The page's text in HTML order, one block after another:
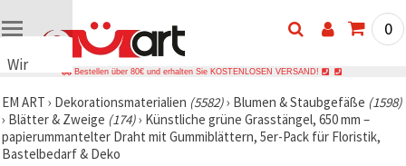
Wir
Cookies
🍪 Wir
verwenden
Cookies
0
Bestellen über 80€ und erhalten Sie KOSTENLOSEN VERSAND!
EM ART › Dekorationsmaterialien (5582)› Blumen & Staubgefäße (1598)
› Blätter & Zweige (174)› Künstliche grüne Grasstängel, 650 mm –
papierummantelter Draht mit Gummiblättern, 5er-Pack für Floristik,
Bastelbedarf & Deko